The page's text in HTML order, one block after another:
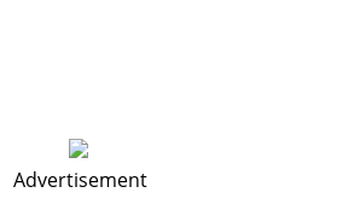
Advertisement